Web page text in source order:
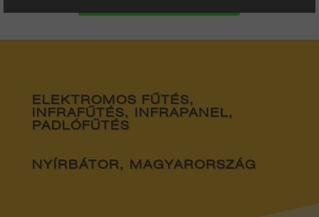
ELEKTROMOS FŰTÉS,
INFRAFŰTÉS, INFRAPANEL,
PADLÓFŰTÉS
NYÍRBÁTOR, MAGYARORSZÁG